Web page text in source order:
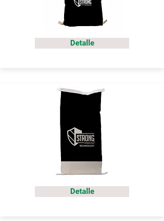
Detalle
Detalle